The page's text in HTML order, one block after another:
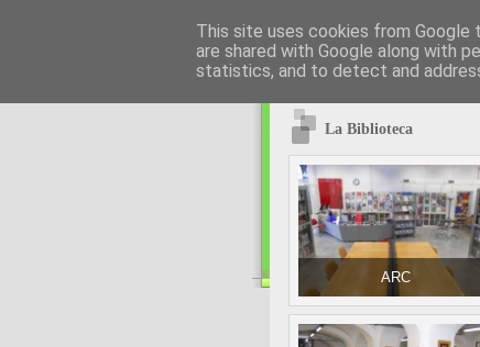
La Biblioteca
ARC
This site uses cookies from Google
are shared with Google along with
statistics, and to detect and